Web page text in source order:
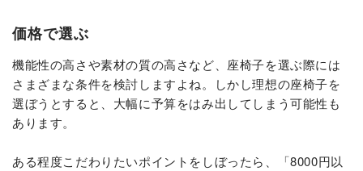
価格で選ぶ
機能性の高さや素材の質の高さなど、座椅子を選ぶ際には
さまざまな条件を検討しますよね。しかし理想の座椅子を
選ぼうとすると、大幅に予算をはみ出してしまう可能性も
あります。
ある程度こだわりたいポイントをしぼったら、「8000円以